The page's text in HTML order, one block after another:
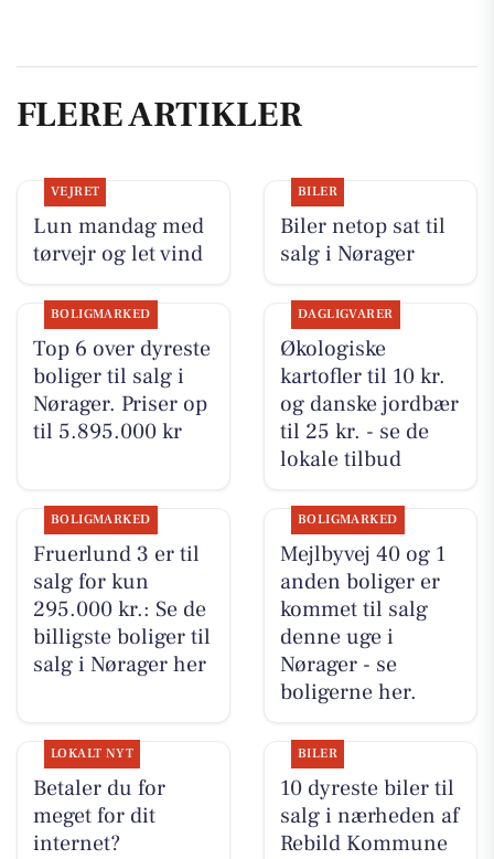
FLERE ARTIKLER
VEJRET
Lun mandag med
tørvejr og let vind
BILER
Biler netop sat til
salg i Nørager
BOLIGMARKED
Top 6 over dyreste
boliger til salg i
Nørager. Priser op
til 5.895.000 kr
DAGLIGVARER
Økologiske
kartofler til 10 kr.
og danske jordbær
til 25 kr. - se de
lokale tilbud
BOLIGMARKED
Fruerlund 3 er til
salg for kun
295.000 kr.: Se de
billigste boliger til
salg i Nørager her
BOLIGMARKED
Mejlbyvej 40 og 1
anden boliger er
kommet til salg
denne uge i
Nørager - se
boligerne her.
LOKALT NYT
Betaler du for
meget for dit
internet?
BILER
10 dyreste biler til
salg i nærheden af
Rebild Kommune